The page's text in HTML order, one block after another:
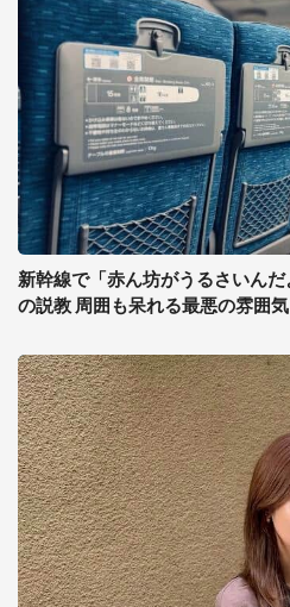
新幹線で「赤ん坊がうるさいん
の説教 周囲も呆れる最悪の雰囲気